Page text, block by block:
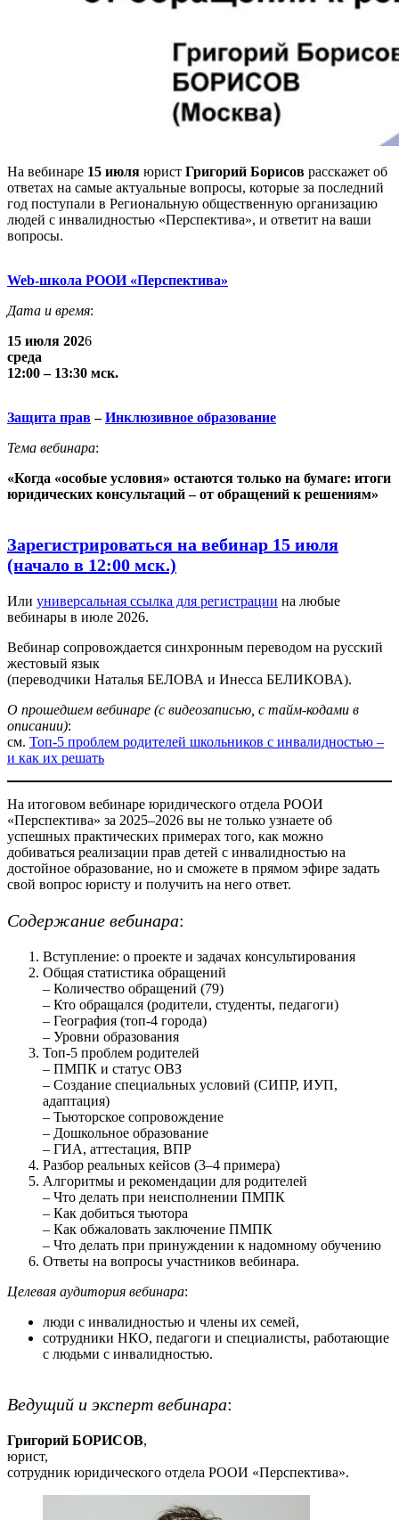
На вебинаре 15 июля юрист Григорий Борисов расскажет об
ответах на самые актуальные вопросы, которые за последний
год поступали в Региональную общественную организацию
людей с инвалидностью «Перспектива», и ответит на ваши
вопросы.
Web-школа РООИ «Перспектива»
Дата и время:
15 июля 2026
среда
12:00 – 13:30 мск.
Защита прав – Инклюзивное образование
Тема вебинара:
«Когда «особые условия» остаются только на бумаге: итоги
юридических консультаций – от обращений к решениям»
Зарегистрироваться на вебинар 15 июля
(начало в 12:00 мск.)
Или универсальная ссылка для регистрации на любые
вебинары в июле 2026.
Вебинар сопровождается синхронным переводом на русский
жестовый язык
(переводчики Наталья БЕЛОВА и Инесса БЕЛИКОВА).
О прошедшем вебинаре (с видеозаписью , с тайм-кодами в
описании):
см. Топ-5 проблем родителей школьников с инвалидностью –
и как их решать
На итоговом вебинаре юридического отдела РООИ
«Перспектива» за 2025–2026 вы не только узнаете об
успешных практических примерах того, как можно
добиваться реализации прав детей с инвалидностью на
достойное образование, но и сможете в прямом эфире задать
свой вопрос юристу и получить на него ответ.
Содержание вебинара:
Вступление: о проекте и задачах консультирования
Общая статистика обращений
– Количество обращений (79)
– Кто обращался (родители, студенты, педагоги)
– География (топ-4 города)
– Уровни образования
Топ-5 проблем родителей
– ПМПК и статус ОВЗ
– Создание специальных условий (СИПР, ИУП,
адаптация)
– Тьюторское сопровождение
– Дошкольное образование
– ГИА, аттестация, ВПР
Разбор реальных кейсов (3–4 примера)
Алгоритмы и рекомендации для родителей
– Что делать при неисполнении ПМПК
– Как добиться тьютора
– Как обжаловать заключение ПМПК
– Что делать при принуждении к надомному обучению
Ответы на вопросы участников вебинара.
Целевая аудитория вебинара:
люди с инвалидностью и члены их семей,
сотрудники НКО, педагоги и специалисты, работающие
с людьми с инвалидностью.
Ведущий и эксперт вебинара:
Григорий БОРИСОВ,
юрист,
сотрудник юридического отдела РООИ «Перспектива».